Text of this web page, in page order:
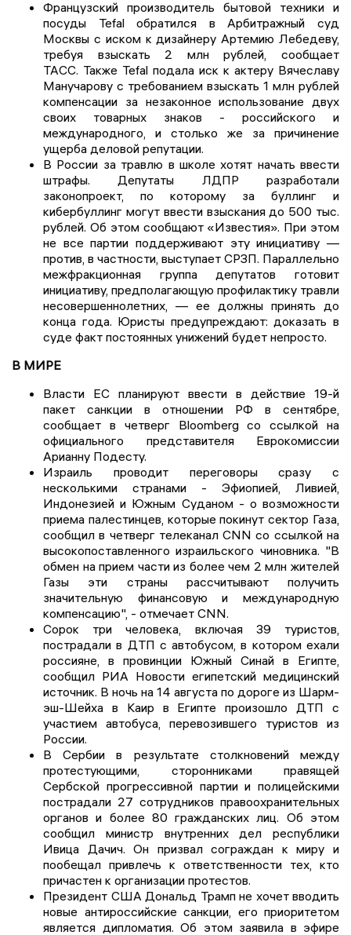
Французский производитель бытовой техники и
посуды Tefal обратился в Арбитражный суд
Москвы с иском к дизайнеру Артемию Лебедеву,
требуя взыскать 2 млн рублей, сообщает
ТАСС. Также Tefal подала иск к актеру Вячеславу
Манучарову с требованием взыскать 1 млн рублей
компенсации за незаконное использование двух
своих товарных знаков - российского и
международного, и столько же за причинение
ущерба деловой репутации.
В России за травлю в школе хотят начать ввести
штрафы. Депутаты ЛДПР разработали
законопроект, по которому за буллинг и
кибербуллинг могут ввести взыскания до 500 тыс.
рублей. Об этом сообщают «Известия». При этом
не все партии поддерживают эту инициативу —
против, в частности, выступает СРЗП. Параллельно
межфракционная группа депутатов готовит
инициативу, предполагающую профилактику травли
несовершеннолетних, — ее должны принять до
конца года. Юристы предупреждают: доказать в
суде факт постоянных унижений будет непросто.
В МИРЕ
Власти ЕС планируют ввести в действие 19-й
пакет санкции в отношении РФ в сентябре,
сообщает в четверг Bloomberg со ссылкой на
официального представителя Еврокомиссии
Арианну Подесту.
Израиль проводит переговоры сразу с
несколькими странами - Эфиопией, Ливией,
Индонезией и Южным Суданом - о возможности
приема палестинцев, которые покинут сектор Газа,
сообщил в четверг телеканал CNN со ссылкой на
высокопоставленного израильского чиновника. "В
обмен на прием части из более чем 2 млн жителей
Газы эти страны рассчитывают получить
значительную финансовую и международную
компенсацию", - отмечает CNN.
Сорок три человека, включая 39 туристов,
пострадали в ДТП с автобусом, в котором ехали
россияне, в провинции Южный Синай в Египте,
сообщил РИА Новости египетский медицинский
источник. В ночь на 14 августа по дороге из Шарм-
эш-Шейха в Каир в Египте произошло ДТП с
участием автобуса, перевозившего туристов из
России.
В Сербии в результате столкновений между
протестующими, сторонниками правящей
Сербской прогрессивной партии и полицейскими
пострадали 27 сотрудников правоохранительных
органов и более 80 гражданских лиц. Об этом
сообщил министр внутренних дел республики
Ивица Дачич. Он призвал сограждан к миру и
пообещал привлечь к ответственности тех, кто
причастен к организации протестов.
Президент США Дональд Трамп не хочет вводить
новые антироссийские санкции, его приоритетом
является дипломатия. Об этом заявила в эфире